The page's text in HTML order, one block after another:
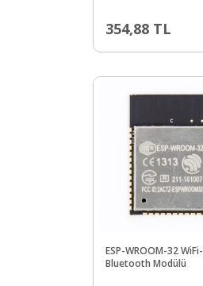
354,88 TL
ESP-WROOM-32 WiFi-
Bluetooth Modülü